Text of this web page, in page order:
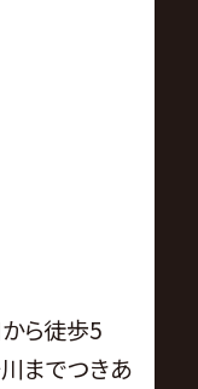
ら徒歩5
までつきあ